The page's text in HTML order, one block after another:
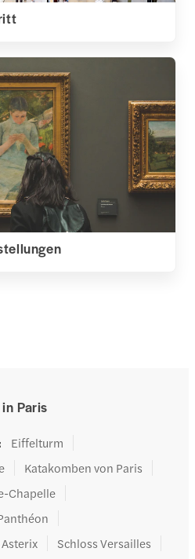
Paris
:
Eiffelturm
Katakomben von Paris
Chapelle
Schloss Versailles